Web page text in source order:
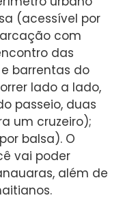
(acessível por
com
das
barrentas do
lado a lado,
passeio, duas
um cruzeiro);
balsa). O
vai poder
além de